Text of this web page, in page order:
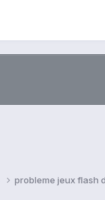
probleme jeux flash